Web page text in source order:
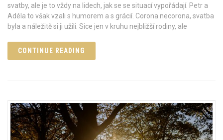
svatby, ale je to vždy na lidech, jak se se situací vypořádají. Petr a
Adéla to však vzali s humorem a s grácií. Corona necorona, svatba
byla a náležitě si ji užili. Sice jen v kruhu nejbližší rodiny, ale
CONTINUE READING